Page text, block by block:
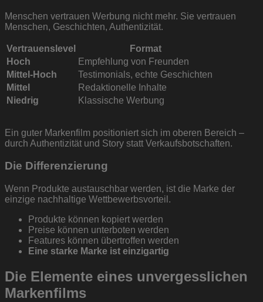
Menschen vertrauen Werbung nicht mehr. Sie vertrauen
Menschen, Geschichten, Authentizität.
Vertrauenslevel
Format
Hoch
Empfehlung von Freunden
Mittel-Hoch
Testimonials, echte Geschichten
Mittel
Redaktionelle Inhalte
Niedrig
Klassische Werbung
Ein guter Markenfilm positioniert sich im oberen Bereich –
durch Authentizität und Story statt Verkaufsbotschaften.
Die Differenzierung
Wenn Produkte austauschbar werden, ist die Marke der
einzige nachhaltige Wettbewerbsvorteil.
Produkte können kopiert werden
Preise können unterboten werden
Features können übertroffen werden
Eine starke Marke ist einzigartig
Die Elemente eines unvergesslichen
Markenfilms